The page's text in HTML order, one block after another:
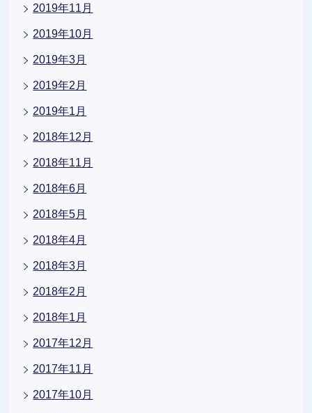
2019年11月
2019年10月
2019年3月
2019年2月
2019年1月
2018年12月
2018年11月
2018年6月
2018年5月
2018年4月
2018年3月
2018年2月
2018年1月
2017年12月
2017年11月
2017年10月